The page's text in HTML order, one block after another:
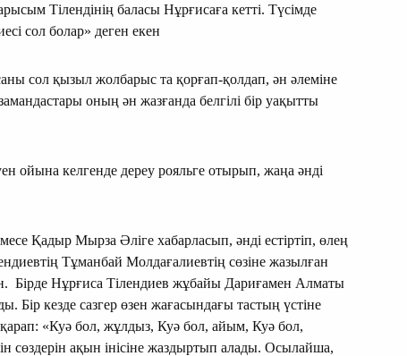
Тілендінің баласы Нұрғисаға кетті. Түсімде
сол болар» деген екен
сол қызыл жолбарыс та қорғап-қолдап, ән әлеміне
оның ән жазғанда белгілі бір уақытты
ойына келгенде дереу рояльге отырып, жаңа әнді
Қадыр Мырза Әліге хабарласып, әнді естіртіп, өлең
Тұманбай Молдағалиевтің сөзіне жазылған
Бірде Нұрғиса Тілендиев жұбайы Дариғамен Алматы
Бір кезде сазгер өзен жағасындағы тастың үстіне
«Куә бол, жұлдыз, Куә бол, айым, Куә бол,
сөздерін ақын інісіне жаздыртып алады. Осылайша,